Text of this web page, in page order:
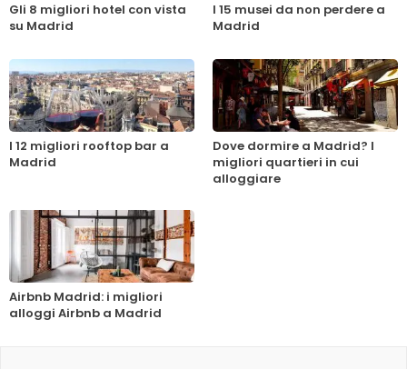
Gli 8 migliori hotel con vista
su Madrid
I 15 musei da non perdere a
Madrid
I 12 migliori rooftop bar a
Madrid
Dove dormire a Madrid? I
migliori quartieri in cui
alloggiare
Airbnb Madrid: i migliori
alloggi Airbnb a Madrid